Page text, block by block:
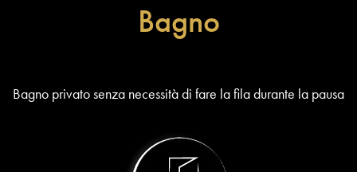
Bagno
Bagno privato senza necessità di fare la fila durante la pausa